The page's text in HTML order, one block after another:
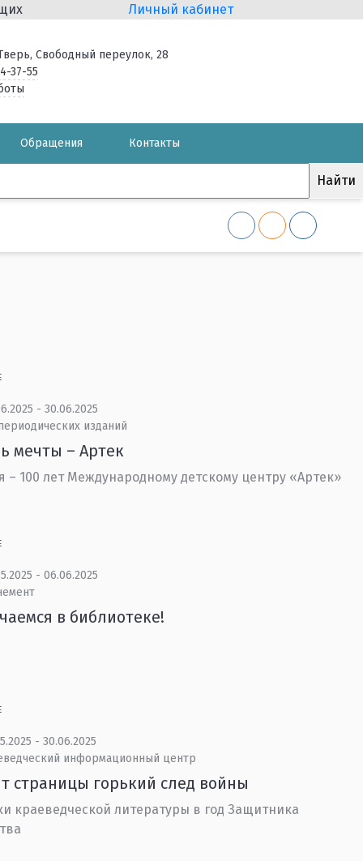
Личный кабинет
Свободный переулок, 28
37-55
Обращения Контакты
- 30.06.2025
изданий
мечты – Артек
– 100 лет Международному детскому центру «Артек»
- 06.06.2025
в библиотеке!
- 30.06.2025
информационный центр
страницы горький след войны
краеведческой литературы в год Защитника